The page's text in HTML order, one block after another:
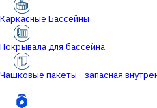
Каркасные Бассейны
Покрывала для бассейна
Чашковые пакеты - запасная